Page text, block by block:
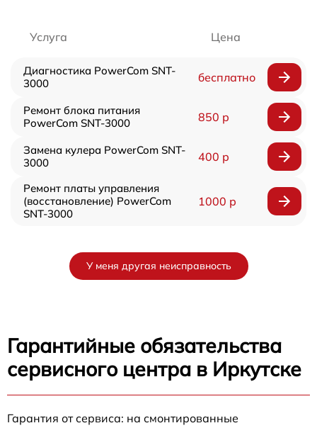
Услуга Цена
Диагностика PowerCom SNT-
3000
бесплатно
Ремонт блока питания
PowerCom SNT-3000
850 р
Замена кулера PowerCom SNT-
3000
400 р
Ремонт платы управления
(восстановление) PowerCom
SNT-3000
1000 р
У меня другая неисправность
Гарантийные обязательства
сервисного центра в Иркутске
Гарантия от сервиса: на смонтированные